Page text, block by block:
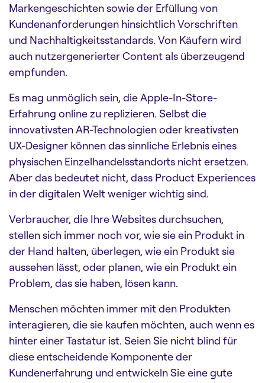
Markengeschichten sowie der Erfüllung von
Kundenanforderungen hinsichtlich Vorschriften
und Nachhaltigkeitsstandards. Von Käufern wird
auch nutzergenerierter Content als überzeugend
empfunden.
Es mag unmöglich sein, die Apple-In-Store-
Erfahrung online zu replizieren. Selbst die
innovativsten AR-Technologien oder kreativsten
UX-Designer können das sinnliche Erlebnis eines
physischen Einzelhandelsstandorts nicht ersetzen.
Aber das bedeutet nicht, dass Product Experiences
in der digitalen Welt weniger wichtig sind.
Verbraucher, die Ihre Websites durchsuchen,
stellen sich immer noch vor, wie sie ein Produkt in
der Hand halten, überlegen, wie ein Produkt sie
aussehen lässt, oder planen, wie ein Produkt ein
Problem, das sie haben, lösen kann.
Menschen möchten immer mit den Produkten
interagieren, die sie kaufen möchten, auch wenn es
hinter einer Tastatur ist. Seien Sie nicht blind für
diese entscheidende Komponente der
Kundenerfahrung und entwickeln Sie eine gute